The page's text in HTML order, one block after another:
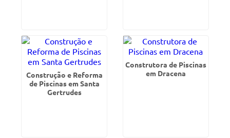
Construção e Reforma
de Piscinas em Santa
Gertrudes
Construtora de Piscinas
em Dracena